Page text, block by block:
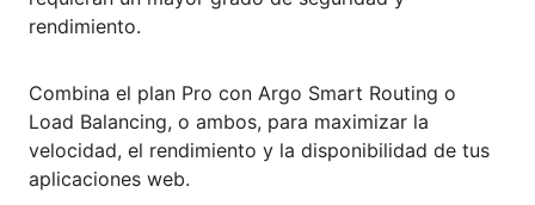
rendimiento.
Combina el plan Pro con Argo Smart Routing o
Load Balancing, o ambos, para maximizar la
velocidad, el rendimiento y la disponibilidad de tus
aplicaciones web.